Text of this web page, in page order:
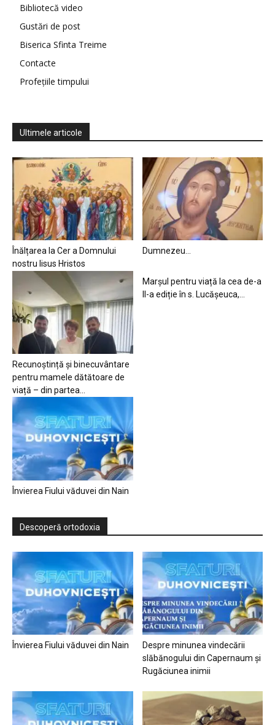
Bibliotecă video
Gustări de post
Biserica Sfinta Treime
Contacte
Profețiile timpului
Ultimele articole
Înălțarea la Cer a Domnului
nostru Iisus Hristos
Dumnezeu…
Recunoștință și binecuvântare
pentru mamele dătătoare de
viață – din partea...
Marșul pentru viață la cea de-a
II-a ediție în s. Lucășeuca,...
Învierea Fiului văduvei din Nain
Descoperă ortodoxia
Învierea Fiului văduvei din Nain
Despre minunea vindecării
slăbănogului din Capernaum și
Rugăciunea inimii